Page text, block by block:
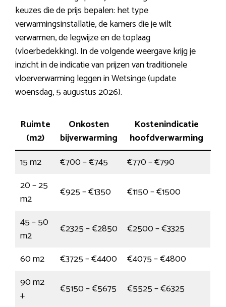
keuzes die de prijs bepalen: het type
verwarmingsinstallatie, de kamers die je wilt
verwarmen, de legwijze en de toplaag
(vloerbedekking). In de volgende weergave krijg je
inzicht in de indicatie van prijzen van traditionele
vloerverwarming leggen in Wetsinge (update
woensdag, 5 augustus 2026).
Ruimte
(m2)
Onkosten
bijverwarming
Kostenindicatie
hoofdverwarming
15 m2
€700 – €745
€770 – €790
20 – 25
m2
€925 – €1350
€1150 – €1500
45 – 50
m2
€2325 – €2850
€2500 – €3325
60 m2
€3725 – €4400
€4075 – €4800
90 m2
+
€5150 – €5675 €5525 – €6325